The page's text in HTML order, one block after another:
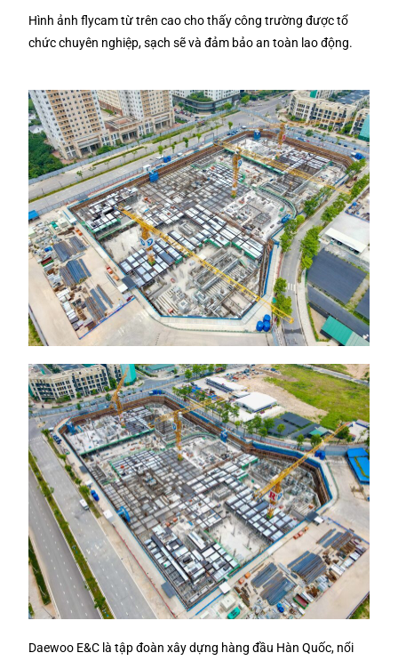
Hình ảnh flycam từ trên cao cho thấy công trường được tổ
chức chuyên nghiệp, sạch sẽ và đảm bảo an toàn lao động.
Daewoo E&C là tập đoàn xây dựng hàng đầu Hàn Quốc, nổi